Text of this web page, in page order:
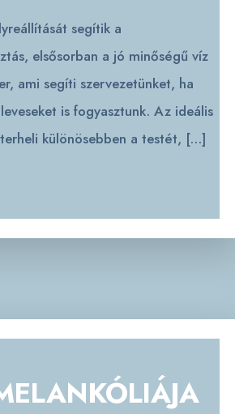
segítik a
elsősorban a jó minőségű víz
ami segíti szervezetünket, ha
is fogyasztunk. Az ideális
különösebben a testét, […]